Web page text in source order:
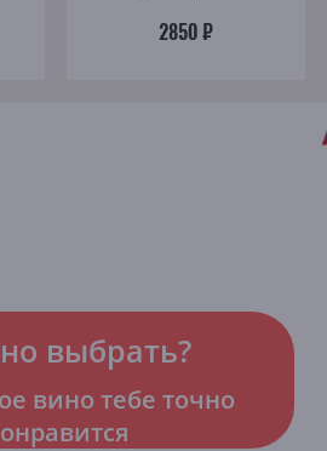
2850 ₽
выбрать?
вино тебе точно